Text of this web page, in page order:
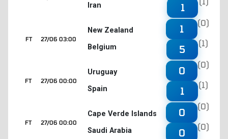
Iran 1
27/06 03:00
FT
New Zealand
Belgium
1
(0)
5
(1)
27/06 00:00
FT
Uruguay
Spain
0
(0)
1
(1)
27/06 00:00
FT
Cape Verde Islands
Saudi Arabia
0
(0)
0
(0)